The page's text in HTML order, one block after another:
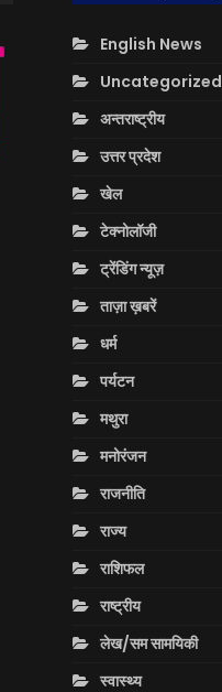
English News
Uncategorized
अन्तराष्ट्रीय
उत्तर प्रदेश
खेल
टेक्नोलॉजी
ट्रेंडिंग न्यूज़
ताज़ा ख़बरें
धर्म
पर्यटन
मथुरा
मनोरंजन
राजनीति
राज्य
राशिफल
राष्ट्रीय
लेख/सम सामयिकी
स्वास्थ्य